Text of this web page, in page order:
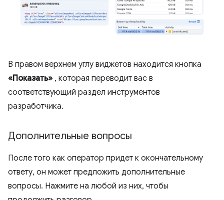
В правом верхнем углу виджетов находится кнопка
«Показать» , которая переводит вас в
соответствующий раздел инструментов
разработчика.
Дополнительные вопросы
После того как оператор придет к окончательному
ответу, он может предложить дополнительные
вопросы. Нажмите на любой из них, чтобы